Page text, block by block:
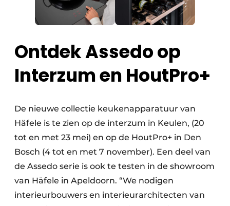
Ontdek Assedo op
Interzum en HoutPro+
De nieuwe collectie keukenapparatuur van
Häfele is te zien op de interzum in Keulen, (20
tot en met 23 mei) en op de HoutPro+ in Den
Bosch (4 tot en met 7 november). Een deel van
de Assedo serie is ook te testen in de showroom
van Häfele in Apeldoorn. “We nodigen
interieurbouwers en interieurarchitecten van